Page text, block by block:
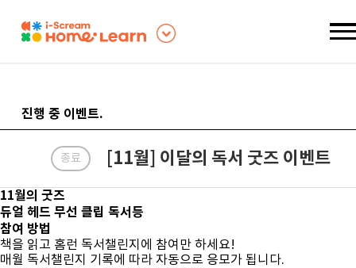
진행 중 이벤트.
종료 [11월] 이달의 독서 굿즈 이벤트
11월의 굿즈
듀얼 헤드 무선 클립 독서등
참여 방법
책을 읽고 홈런 독서챌린지에 참여만 하세요!
매월 독서챌린지 기록에 따라 자동으로 응모가 됩니다.